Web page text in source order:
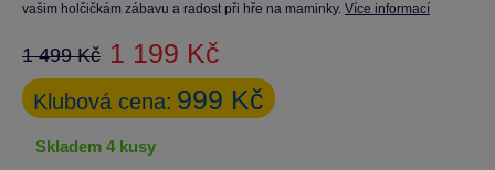
vašim holčičkám zábavu a radost při hře na maminky. Více informací
1 499 Kč 1 199 Kč
Klubová cena: 999 Kč
skladem 4 kusy